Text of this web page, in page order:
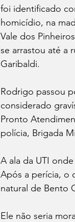
foi identificado
homicídio, na
Vale dos
se arrastou até a
Garibaldi.
Rodrigo passou
considerado
Pronto
polícia, Brigada
A ala da UTI
Após a perícia, o
natural de Bento
Ele não seria